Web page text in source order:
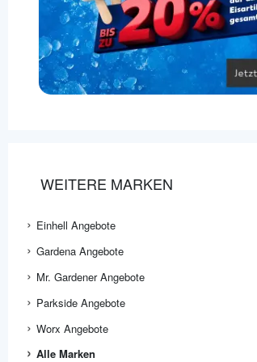
WEITERE MARKEN
Einhell Angebote
Gardena Angebote
Mr. Gardener Angebote
Parkside Angebote
Worx Angebote
Alle Marken